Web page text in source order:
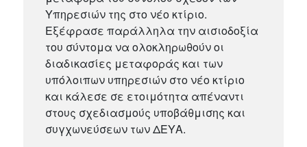
Υπηρεσιών της στο νέο κτίριο.
Εξέφρασε παράλληλα την αισιοδοξία
του σύντομα να ολοκληρωθούν οι
διαδικασίες μεταφοράς και των
υπόλοιπων υπηρεσιών στο νέο κτίριο
και κάλεσε σε ετοιμότητα απέναντι
στους σχεδιασμούς υποβάθμισης και
συγχωνεύσεων των ΔΕΥΑ.